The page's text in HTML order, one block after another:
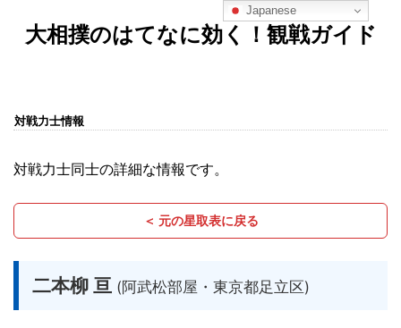
大相撲のはてなに効く！観戦ガイド
対戦力士情報
対戦力士同士の詳細な情報です。
＜ 元の星取表に戻る
二本柳 亘 (阿武松部屋・東京都足立区)
Japanese